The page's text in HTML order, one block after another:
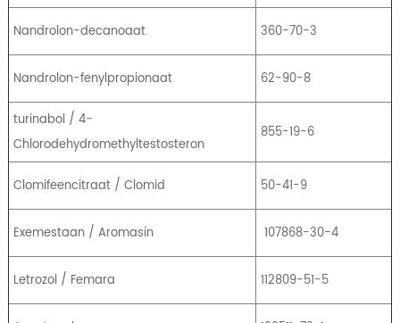
Nandrolon-decanoaat 360-70-3
Nandrolon-fenylpropionaat 62-90-8
turinabol / 4-
Chlorodehydromethyltestosteron
855-19-6
Clomifeencitraat / Clomid 50-41-9
Exemestaan ​​/ Aromasin 107868-30-4
Letrozol / Femara 112809-51-5